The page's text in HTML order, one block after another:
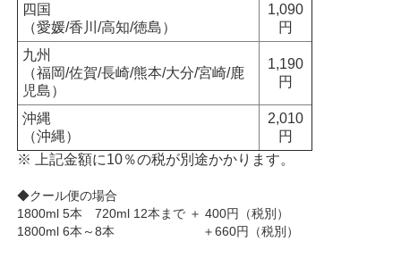
四国
（愛媛/香川/高知/徳島）
1,090
円
九州
（福岡/佐賀/長崎/熊本/大分/宮崎/鹿
児島）
1,190
円
沖縄
（沖縄）
2,010
円
※ 上記金額に10％の税が別途かかります。
◆クール便の場合
1800ml 5本 720ml 12本まで ＋ 400円（税別）
1800ml 6本～8本 ＋660円（税別）